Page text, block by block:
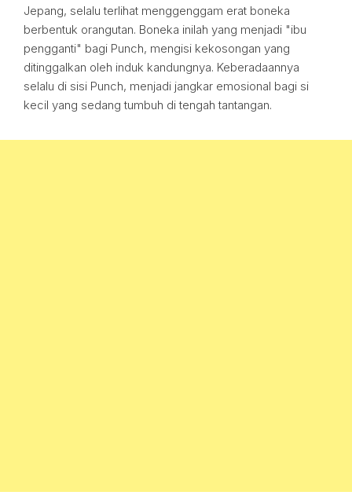
Jepang, selalu terlihat menggenggam erat boneka
berbentuk orangutan. Boneka inilah yang menjadi "ibu
pengganti" bagi Punch, mengisi kekosongan yang
ditinggalkan oleh induk kandungnya. Keberadaannya
selalu di sisi Punch, menjadi jangkar emosional bagi si
kecil yang sedang tumbuh di tengah tantangan.